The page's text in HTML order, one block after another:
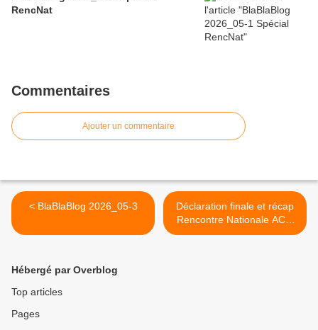
RencNat
Commentaires
Ajouter un commentaire
< BlaBlaBlog 2026_05-3
Déclaration finale et récap
Rencontre Nationale ACO
2026 >
Hébergé par Overblog
Top articles
Pages